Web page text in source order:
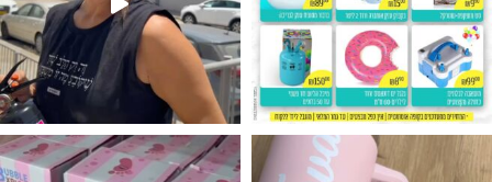
מטף לגילוי מין העובר חזר למלא